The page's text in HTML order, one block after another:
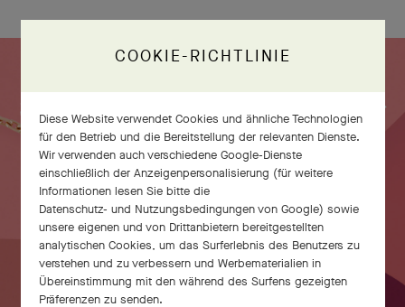
Schauen Sie sich an, wie der Anhänger
Fleurette zum Leben erwacht
COOKIE-RICHTLINIE
Diese Website verwendet Cookies und ähnliche Technologien
für den Betrieb und die Bereitstellung der relevanten Dienste.
Wir verwenden auch verschiedene Google-Dienste
einschließlich der Anzeigenpersonalisierung (für weitere
Informationen lesen Sie bitte die
Datenschutz- und Nutzungsbedingungen von Google) sowie
unsere eigenen und von Drittanbietern bereitgestellten
analytischen Cookies, um das Surferlebnis des Benutzers zu
verstehen und zu verbessern und Werbematerialien in
Übereinstimmung mit den während des Surfens gezeigten
Präferenzen zu senden.